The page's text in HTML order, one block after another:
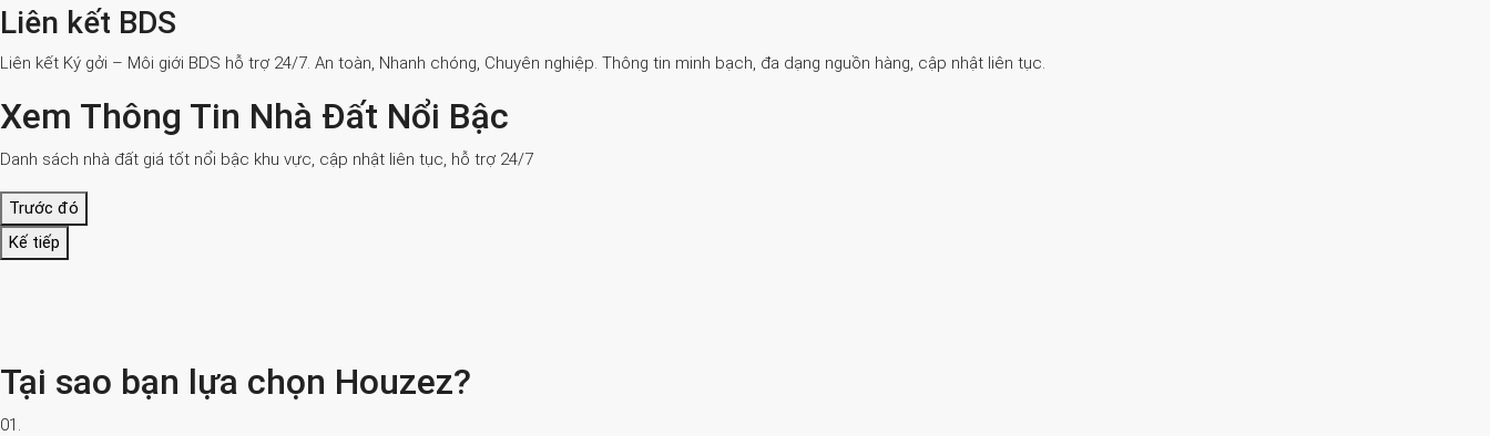
Liên kết BDS
Liên kết Ký gởi – Môi giới BDS hỗ trợ 24/7. An toàn, Nhanh chóng, Chuyên nghiệp. Thông tin minh bạch, đa dạng nguồn hàng, cập nhật liên tục.
Xem Thông Tin Nhà Đất Nổi Bậc
Danh sách nhà đất giá tốt nổi bậc khu vực, cập nhật liên tục, hỗ trợ 24/7
Trước đó
Kế tiếp
Tại sao bạn lựa chọn Houzez?
01.